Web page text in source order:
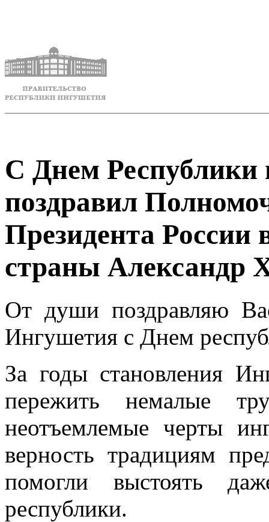
С Днем
поздравил
Президента
страны Александр
От души поздравляю
Ингушетия с Днем
За годы становления
пережить немалые
неотъемлемые черты
верность традициям
помогли выстоять
республики.